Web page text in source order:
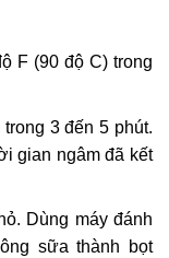
F (90 độ C) trong
3 đến 5 phút.
gian ngâm đã kết
Dùng máy đánh
sữa thành bọt